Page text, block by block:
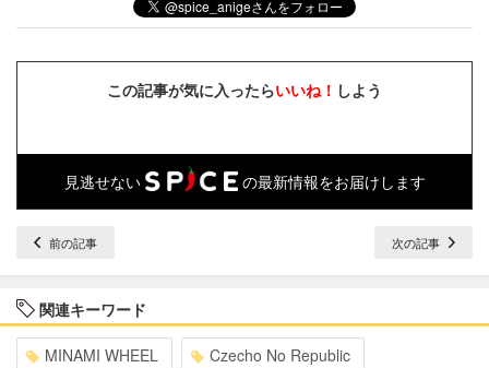
この記事が気に入ったらいいね！ しよう
見逃せない の最新情報をお届けします
前の記事 次の記事
関連キーワード
MINAMI WHEEL Czecho No Republic